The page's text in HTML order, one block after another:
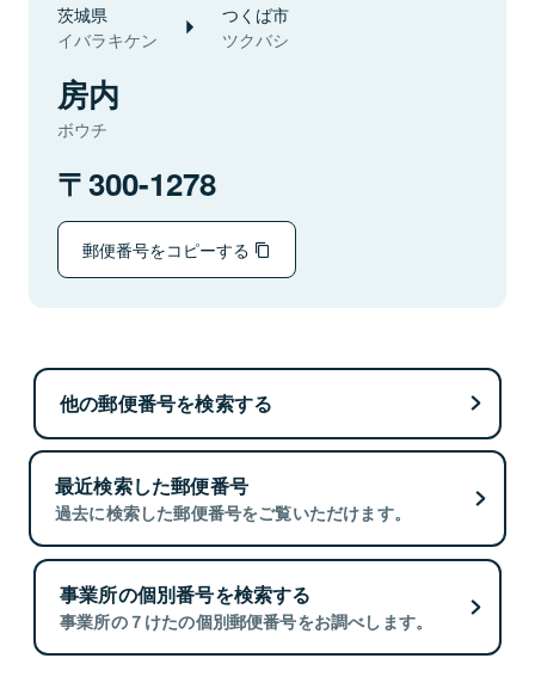
茨城県
イバラキケン
つくば市
ツクバシ
房内
ボウチ
300-1278
郵便番号をコピーする
他の郵便番号を検索する
最近検索した郵便番号
過去に検索した郵便番号をご覧いただけます。
事業所の個別番号を検索する
事業所の７けたの個別郵便番号をお調べします。